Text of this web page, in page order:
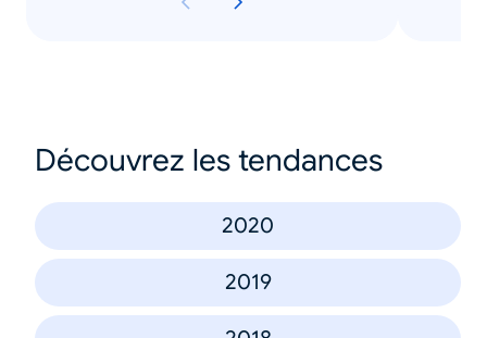
Découvrez les tendances
2020
2019